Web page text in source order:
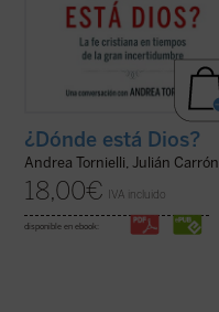
¿Dónde está Dios?
Andrea Tornielli, Julián Carrón
18,00€ IVA incluido
disponible en ebook: